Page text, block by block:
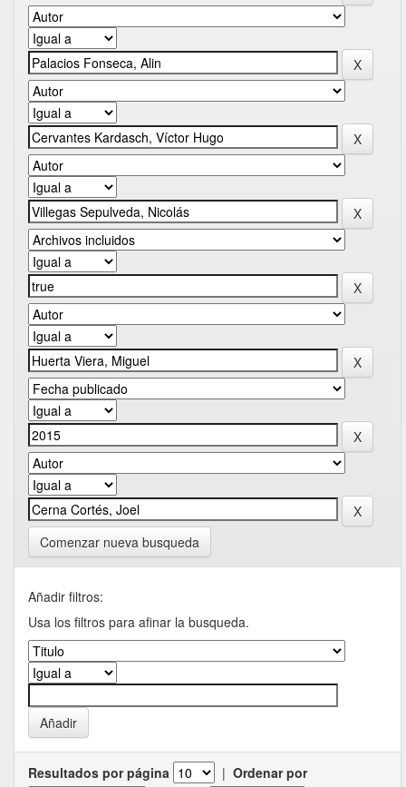
Comenzar nueva busqueda
Añadir filtros:
Usa los filtros para afinar la busqueda.
Resultados por página | Ordenar por